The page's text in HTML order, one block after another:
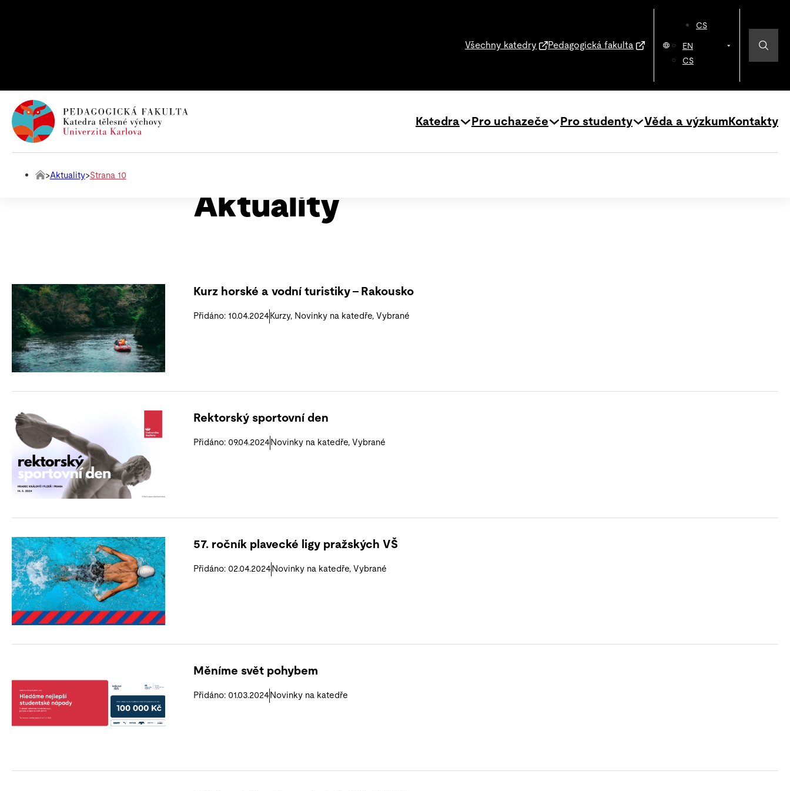
Všechny katedry Pedagogická fakulta
CS
EN
CS
Katedra Pro uchazeče Pro studenty Věda a výzkum Kontakty
>Aktuality>Strana 10
Aktuality
Kurz horské a vodní turistiky – Rakousko
Přidáno: 10.04.2024 Kurzy, Novinky na katedře, Vybrané
Rektorský sportovní den
Přidáno: 09.04.2024 Novinky na katedře, Vybrané
57. ročník plavecké ligy pražských VŠ
Přidáno: 02.04.2024 Novinky na katedře, Vybrané
Měníme svět pohybem
Přidáno: 01.03.2024 Novinky na katedře